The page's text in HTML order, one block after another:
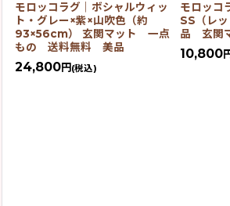
モロッコラグ｜ボシャルウィッ
ト・グレー×紫×山吹色（約
93×56cm） 玄関マット 一点
もの 送料無料 美品
24,800円 (税込)
モロッコ
SS（レ
品 玄関
10,800